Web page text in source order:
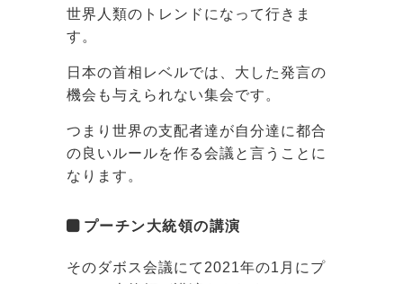
世界人類のトレンドになって行きま
す。
日本の首相レベルでは、大した発言の
機会も与えられない集会です。
つまり世界の支配者達が自分達に都合
の良いルールを作る会議と言うことに
なります。
プーチン大統領の講演
そのダボス会議にて2021年の1月にプ